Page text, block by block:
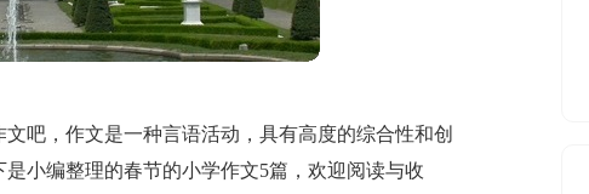
吧，作文是一种言语活动，具有高度的综合性和创
小编整理的春节的小学作文5篇，欢迎阅读与收